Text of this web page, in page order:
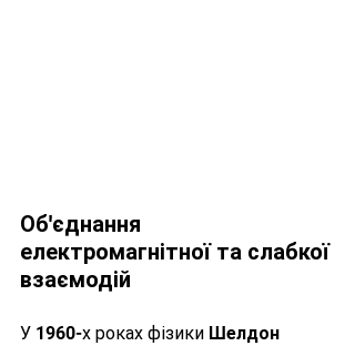
Об'єднання
електромагнітної та слабкої
взаємодій
У 1960-х роках фізики Шелдон